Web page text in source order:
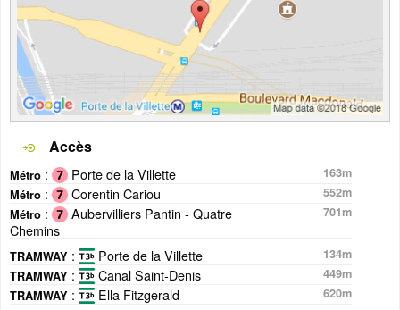
Accès
Métro : Porte de la Villette
163m
Métro : Corentin Cariou
552m
Métro :
Aubervilliers Pantin - Quatre
Chemins
701m
TRAMWAY : Porte de la Villette
134m
TRAMWAY : Canal Saint-Denis
449m
TRAMWAY : Ella Fitzgerald
620m